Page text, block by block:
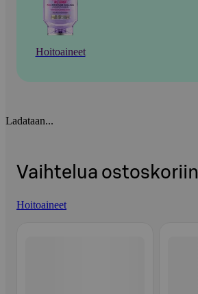
Hoitoaineet
Ladataan...
Vaihtelua ostoskoriin
Hoitoaineet